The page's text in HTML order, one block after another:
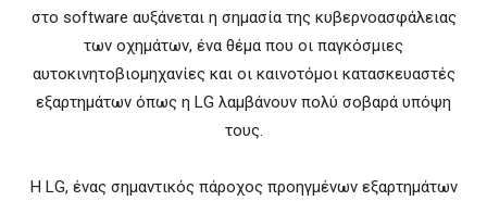
στο software αυξάνεται η σημασία της κυβερνοασφάλειας
των οχημάτων, ένα θέμα που οι παγκόσμιες
αυτοκινητοβιομηχανίες και οι καινοτόμοι κατασκευαστές
εξαρτημάτων όπως η LG λαμβάνουν πολύ σοβαρά υπόψη
τους.
Η LG, ένας σημαντικός πάροχος προηγμένων εξαρτημάτων